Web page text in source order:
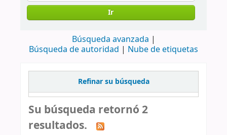
Ir
Búsqueda avanzada
Búsqueda de autoridad
Nube de etiquetas
Refinar su búsqueda
Su búsqueda retornó 2
resultados.